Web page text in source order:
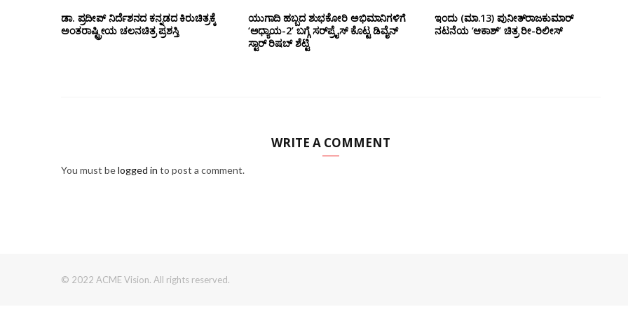
ಡಾ‌. ಪ್ರದೀಪ್‌ ನಿರ್ದೆಶನದ ಕನ್ನಡದ ಕಿರುಚಿತ್ರಕ್ಕೆ
ಅಂತರಾಷ್ಟ್ರೀಯ ಚಲನಚಿತ್ರ ಪ್ರಶಸ್ತಿ
ಯುಗಾದಿ ಹಬ್ಬದ ಶುಭಕೋರಿ ಅಭಿಮಾನಿಗಳಿಗೆ
‘ಅಧ್ಯಾಯ-2’ ಬಗ್ಗೆ ಸರ್‌ಪ್ರೈಸ್ ಕೊಟ್ಟ ಡಿವೈನ್
ಸ್ಟಾರ್ ರಿಷಬ್ ಶೆಟ್ಟಿ
ಇಂದು (ಮಾ.13) ಪುನೀತ್‌ರಾಜಕುಮಾರ್
ನಟನೆಯ ‘ಆಕಾಶ್’ ಚಿತ್ರ ರೀ-ರಿಲೀಸ್
WRITE A COMMENT
You must belogged in to post a comment.
© 2022 ACME Vision. All rights reserved.